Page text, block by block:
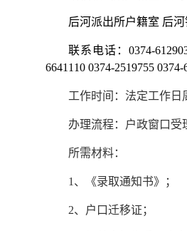
后河派出所户籍室 后
联系电话：0374-
6641110 0374-2519755
工作时间：法定工作日
办理流程：户政窗口
所需材料：
1、《录取通知书
2、户口迁移证；